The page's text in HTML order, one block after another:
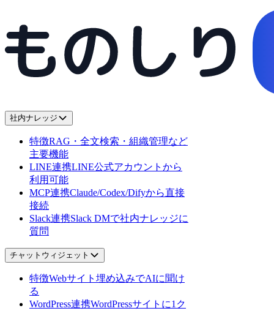
社内ナレッジ
特徴RAG・全文検索・組織管理など
主要機能
LINE連携LINE公式アカウントから
利用可能
MCP連携Claude/Codex/Difyから直接
接続
Slack連携Slack DMで社内ナレッジに
質問
チャットウィジェット
特徴Webサイト埋め込みでAIに聞け
る
WordPress連携WordPressサイトに1ク